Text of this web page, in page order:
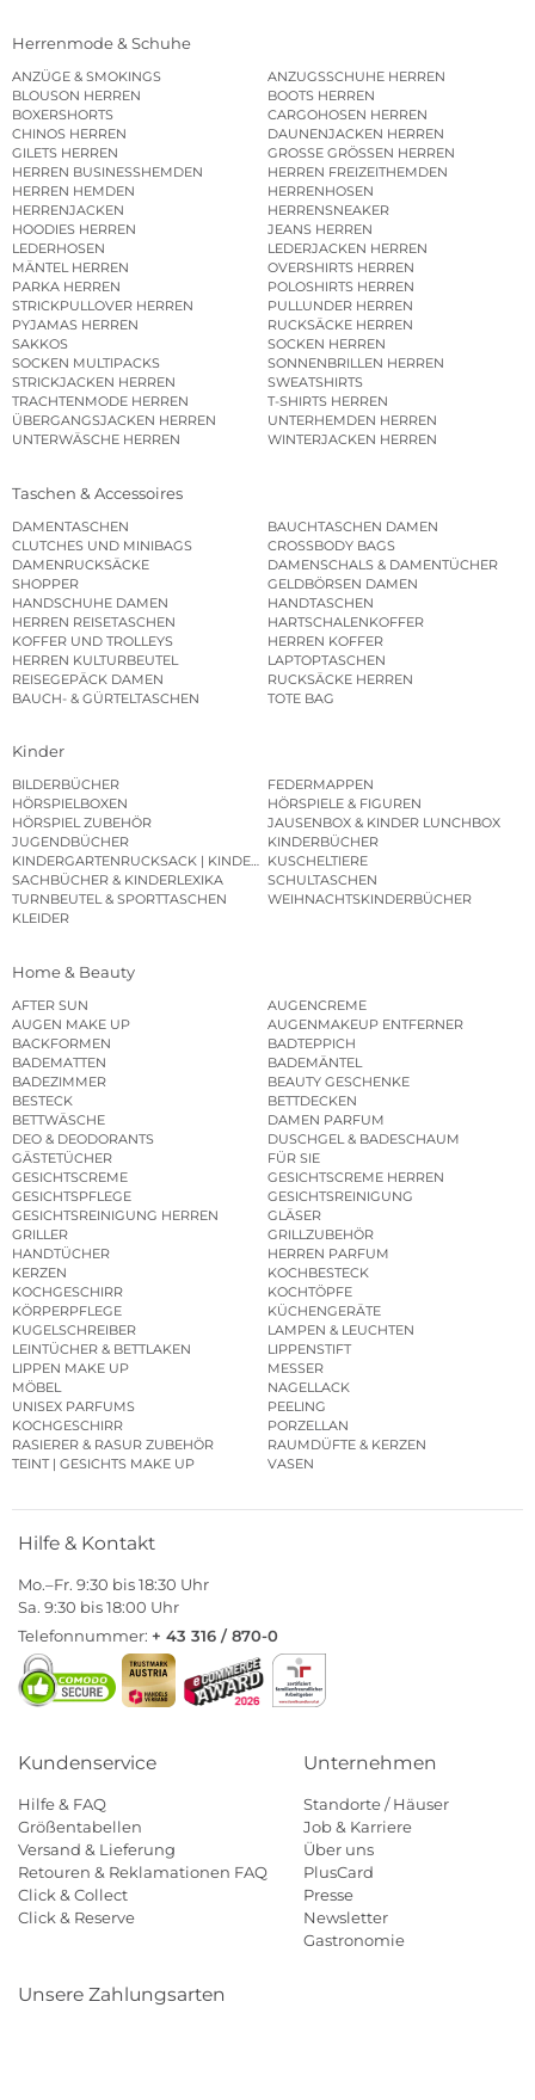
Herrenmode & Schuhe
ANZÜGE & SMOKINGS
ANZUGSSCHUHE HERREN
BLOUSON HERREN
BOOTS HERREN
BOXERSHORTS
CARGOHOSEN HERREN
CHINOS HERREN
DAUNENJACKEN HERREN
GILETS HERREN
GROSSE GRÖSSEN HERREN
HERREN BUSINESSHEMDEN
HERREN FREIZEITHEMDEN
HERREN HEMDEN
HERRENHOSEN
HERRENJACKEN
HERRENSNEAKER
HOODIES HERREN
JEANS HERREN
LEDERHOSEN
LEDERJACKEN HERREN
MÄNTEL HERREN
OVERSHIRTS HERREN
PARKA HERREN
POLOSHIRTS HERREN
STRICKPULLOVER HERREN
PULLUNDER HERREN
PYJAMAS HERREN
RUCKSÄCKE HERREN
SAKKOS
SOCKEN HERREN
SOCKEN MULTIPACKS
SONNENBRILLEN HERREN
STRICKJACKEN HERREN
SWEATSHIRTS
TRACHTENMODE HERREN
T-SHIRTS HERREN
ÜBERGANGSJACKEN HERREN
UNTERHEMDEN HERREN
UNTERWÄSCHE HERREN
WINTERJACKEN HERREN
Taschen & Accessoires
DAMENTASCHEN
BAUCHTASCHEN DAMEN
CLUTCHES UND MINIBAGS
CROSSBODY BAGS
DAMENRUCKSÄCKE
DAMENSCHALS & DAMENTÜCHER
SHOPPER
GELDBÖRSEN DAMEN
HANDSCHUHE DAMEN
HANDTASCHEN
HERREN REISETASCHEN
HARTSCHALENKOFFER
KOFFER UND TROLLEYS
HERREN KOFFER
HERREN KULTURBEUTEL
LAPTOPTASCHEN
REISEGEPÄCK DAMEN
RUCKSÄCKE HERREN
BAUCH- & GÜRTELTASCHEN
TOTE BAG
Kinder
BILDERBÜCHER
FEDERMAPPEN
HÖRSPIELBOXEN
HÖRSPIELE & FIGUREN
HÖRSPIEL ZUBEHÖR
JAUSENBOX & KINDER LUNCHBOX
JUGENDBÜCHER
KINDERBÜCHER
KINDERGARTENRUCKSACK | KINDERGARTENBEUTEL
KUSCHELTIERE
SACHBÜCHER & KINDERLEXIKA
SCHULTASCHEN
TURNBEUTEL & SPORTTASCHEN
WEIHNACHTSKINDERBÜCHER
KLEIDER
Home & Beauty
AFTER SUN
AUGENCREME
AUGEN MAKE UP
AUGENMAKEUP ENTFERNER
BACKFORMEN
BADTEPPICH
BADEMATTEN
BADEMÄNTEL
BADEZIMMER
BEAUTY GESCHENKE
BESTECK
BETTDECKEN
BETTWÄSCHE
DAMEN PARFUM
DEO & DEODORANTS
DUSCHGEL & BADESCHAUM
GÄSTETÜCHER
FÜR SIE
GESICHTSCREME
GESICHTSCREME HERREN
GESICHTSPFLEGE
GESICHTSREINIGUNG
GESICHTSREINIGUNG HERREN
GLÄSER
GRILLER
GRILLZUBEHÖR
HANDTÜCHER
HERREN PARFUM
KERZEN
KOCHBESTECK
KOCHGESCHIRR
KOCHTÖPFE
KÖRPERPFLEGE
KÜCHENGERÄTE
KUGELSCHREIBER
LAMPEN & LEUCHTEN
LEINTÜCHER & BETTLAKEN
LIPPENSTIFT
LIPPEN MAKE UP
MESSER
MÖBEL
NAGELLACK
UNISEX PARFUMS
PEELING
KOCHGESCHIRR
PORZELLAN
RASIERER & RASUR ZUBEHÖR
RAUMDÜFTE & KERZEN
TEINT | GESICHTS MAKE UP
VASEN
Hilfe & Kontakt
Mo.–Fr. 9:30 bis 18:30 Uhr
Sa. 9:30 bis 18:00 Uhr
Telefonnummer: + 43 316 / 870-0
Kundenservice
Hilfe & FAQ
Größentabellen
Versand & Lieferung
Retouren & Reklamationen FAQ
Click & Collect
Click & Reserve
Unternehmen
Standorte / Häuser
Job & Karriere
Über uns
PlusCard
Presse
Newsletter
Gastronomie
Unsere Zahlungsarten